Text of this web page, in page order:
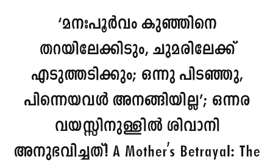
‘മനഃപൂർവം കുഞ്ഞിനെ
തറയിലേക്കിടും, ചുമരിലേക്ക്
എടുത്തടിക്കും; ഒന്നു പിടഞ്ഞു,
പിന്നെയവൾ അനങ്ങിയില്ല’; ഒന്നര
വയസ്സിനുള്ളിൽ ശിവാനി‌
അനുഭവിച്ചത്! A Mother's Betrayal: The